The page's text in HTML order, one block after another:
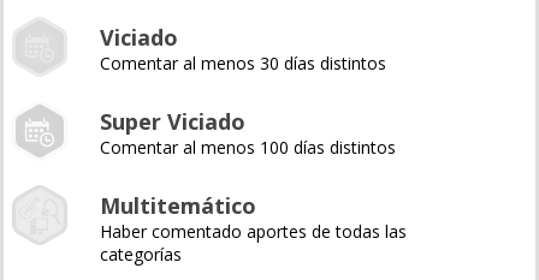
Viciado
Comentar al menos 30 días distintos
Super Viciado
Comentar al menos 100 días distintos
Multitemático
Haber comentado aportes de todas las
categorías